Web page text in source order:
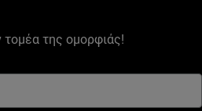
τομέα της ομορφιάς!